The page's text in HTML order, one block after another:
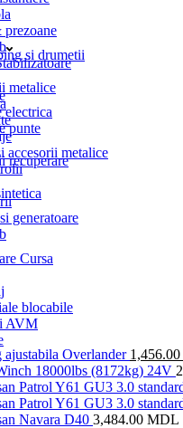
electrica
punte
recuperare
Cursa
blocabile
AVM
si drumetii
metalice
accesorii metalice
generatoare
ajustabila Overlander 1,456.00
18000lbs (8172kg) 24V
Patrol Y61 GU3 3.0
Patrol Y61 GU3 3.0
Navara D40 3,484.00 MDL